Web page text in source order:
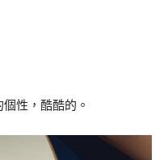
性，酷酷的。